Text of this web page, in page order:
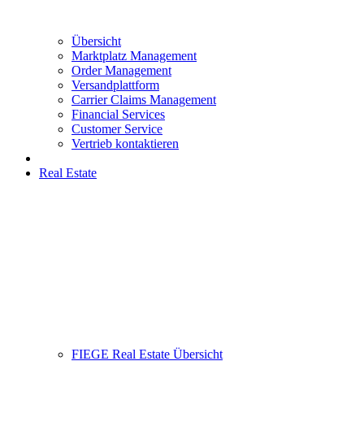
Übersicht
Marktplatz Management
Order Management
Versandplattform
Carrier Claims Management
Financial Services
Customer Service
Vertrieb kontaktieren
Real Estate
FIEGE Real Estate Übersicht